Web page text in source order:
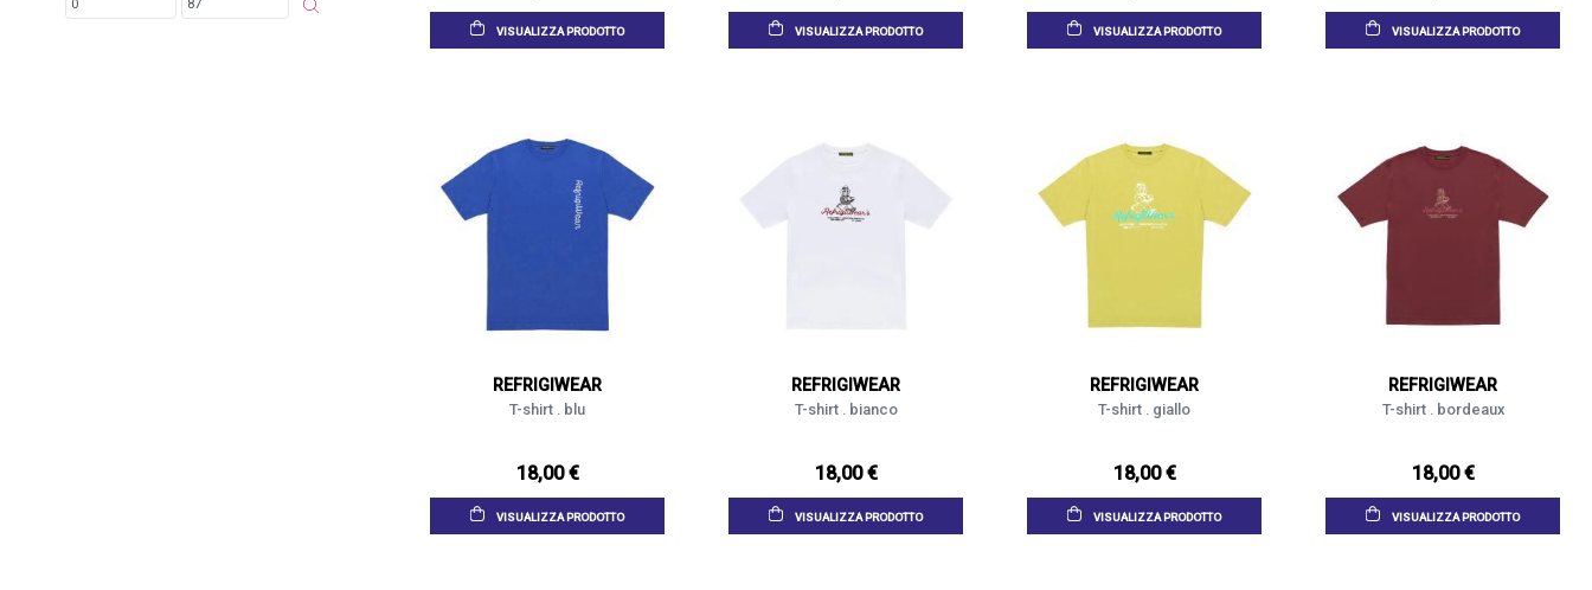
VISUALIZZA PRODOTTO VISUALIZZA PRODOTTO VISUALIZZA PRODOTTO VISUALIZZA PRODOTTO
REFRIGIWEAR
T-shirt . blu
18,00 €
VISUALIZZA PRODOTTO
REFRIGIWEAR
T-shirt . bianco
18,00 €
VISUALIZZA PRODOTTO
REFRIGIWEAR
T-shirt . giallo
18,00 €
VISUALIZZA PRODOTTO
REFRIGIWEAR
T-shirt . bordeaux
18,00 €
VISUALIZZA PRODOTTO